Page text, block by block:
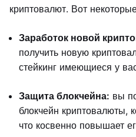
криптовалют. Вот
Заработок новой
получить новую
стейкинг имеющиеся у
Защита блокчейна: вы
блокчейн криптовалюты,
что косвенно повышает